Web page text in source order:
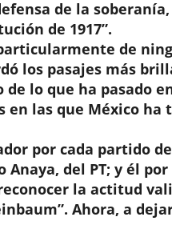
de la
de 1917”.
de
los pasajes más
de lo que ha pasado
las que México
por cada partido
del PT; y él
la actitud
Ahora, a